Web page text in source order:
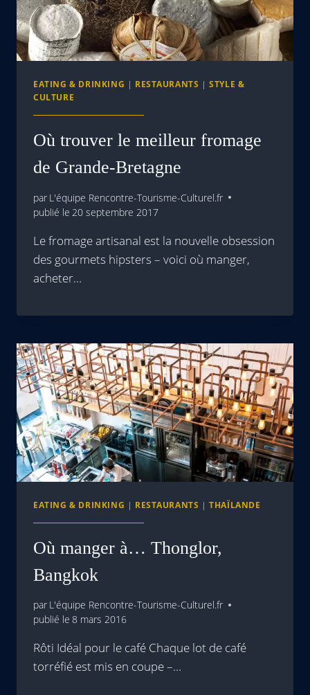
EATING & DRINKING | RESTAURANTS |STYLE &
CULTURE
Où trouver le meilleur fromage
de Grande-Bretagne
par L'équipe Rencontre-Tourisme-Culturel.fr
publié le 20 septembre 2017
Le fromage artisanal est la nouvelle obsession
des gourmets hipsters – voici où manger,
acheter…
EATING & DRINKING | RESTAURANTS |THAÏLANDE
Où manger à… Thonglor,
Bangkok
par L'équipe Rencontre-Tourisme-Culturel.fr
publié le 8 mars 2016
Rôti Idéal pour le café Chaque lot de café
torréfié est mis en coupe –…